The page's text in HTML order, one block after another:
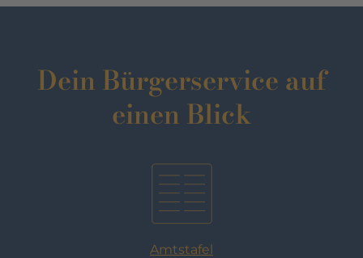
Dein Bürgerservice auf
einen Blick
Amtstafel